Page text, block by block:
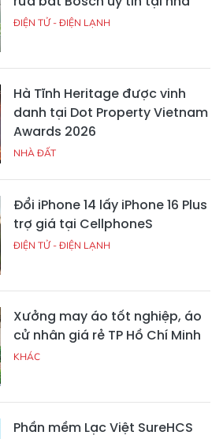
ĐIỆN TỬ - ĐIỆN LẠNH
Hà Tĩnh Heritage được vinh
danh tại Dot Property Vietnam
Awards 2026
NHÀ ĐẤT
Đổi iPhone 14 lấy iPhone 16 Plus
trợ giá tại CellphoneS
ĐIỆN TỬ - ĐIỆN LẠNH
Xưởng may áo tốt nghiệp, áo
cử nhân giá rẻ TP Hồ Chí Minh
KHÁC
Phần mềm Lạc Việt SureHCS